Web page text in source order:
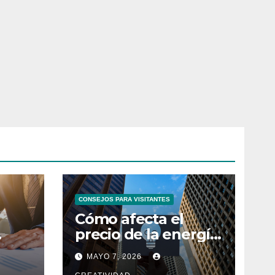
CONSEJOS PARA VISITANTES
Cómo afecta el
precio de la energía
a las empresas
españolas
MAYO 7, 2026